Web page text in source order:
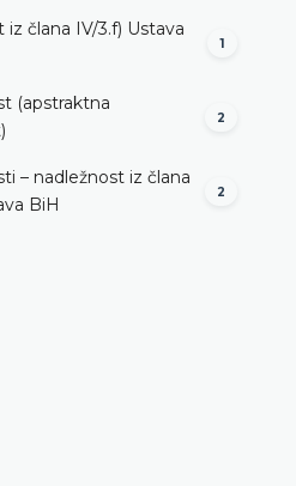
iz člana IV/3.f) Ustava
1
(apstraktna
2
– nadležnost iz člana
BiH
2